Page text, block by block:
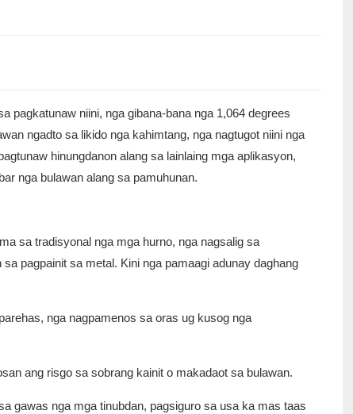
pagkatunaw niini, nga gibana-bana nga 1,064 degrees
ngadto sa likido nga kahimtang, nga nagtugot niini nga
hinungdanon alang sa lainlaing mga aplikasyon,
nga bulawan alang sa pamuhunan.
sa tradisyonal nga mga hurno, nga nagsalig sa
pagpainit sa metal. Kini nga pamaagi adunay daghang
nga nagpamenos sa oras ug kusog nga
ang risgo sa sobrang kainit o makadaot sa bulawan.
gawas nga mga tinubdan, pagsiguro sa usa ka mas taas